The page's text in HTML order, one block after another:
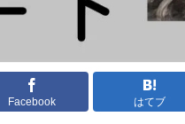
Facebook はてブ